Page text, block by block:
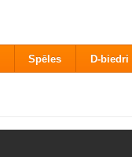
Spēles D-biedri